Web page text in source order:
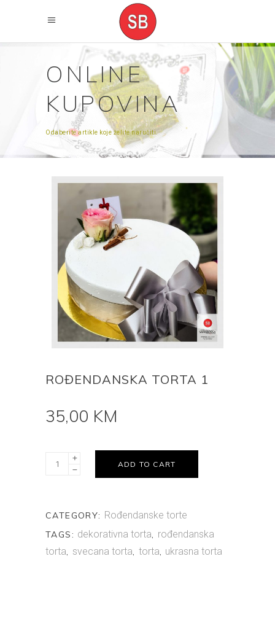
ONLINE
KUPOVINA
Odaberite artikle koje želite naručiti.
ROĐENDANSKA TORTA 1
35,00 KM
Rođendanska
quantity
ADD TO CART
CATEGORY: Rođendanske torte
TAGS: dekorativna torta, rođendanska
torta, svecana torta, torta, ukrasna torta